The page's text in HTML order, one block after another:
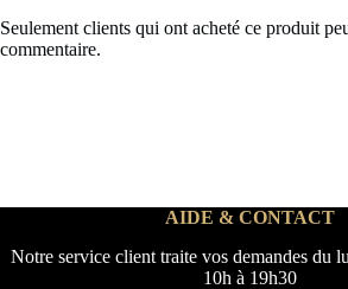
Seulement clients qui ont acheté ce produit
commentaire.
AIDE & CONTACT
Notre service client traite vos demandes du
10h à 19h30